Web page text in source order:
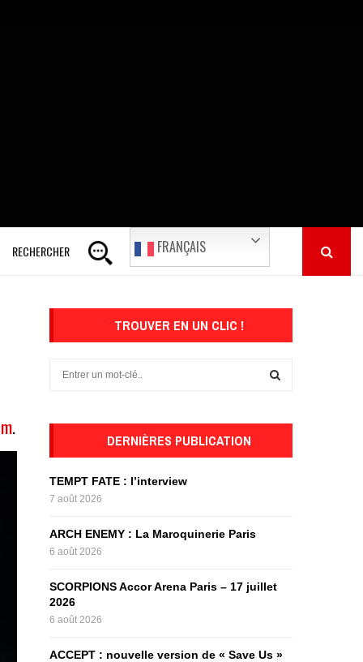
RECHERCHER FRANÇAIS
.
TROUVER EN UN CLIC !
o
r
DERNIÈRES PUBLICATION
TEMPT FATE : l’interview
7 août 2026
ARCH ENEMY : La Maroquinerie Paris
6 août 2026
SCORPIONS Accor Arena Paris – 17 juillet
2026
6 août 2026
ACCEPT : nouvelle version de « Save Us »